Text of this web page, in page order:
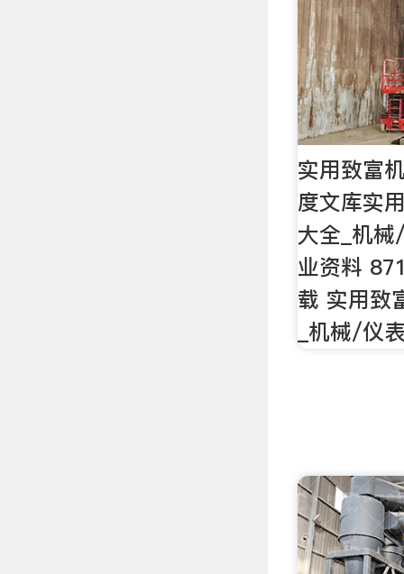
实用致富
度文库实
大全_机
业资料
载 实用致
_机械/仪